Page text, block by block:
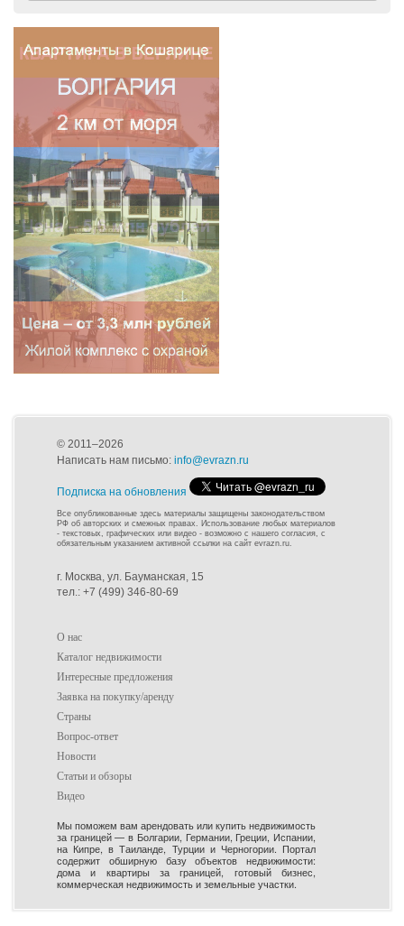
© 2011–2026
Написать нам письмо: info@evrazn.ru
Подписка на обновления
Все опубликованные здесь материалы защищены законодательством
РФ об авторских и смежных правах. Использование любых материалов
- текстовых, графических или видео - возможно с нашего согласия, с
обязательным указанием активной ссылки на сайт evrazn.ru.
г. Москва, ул. Бауманская, 15
тел.: +7 (499) 346-80-69
О нас
Каталог недвижимости
Интересные предложения
Заявка на покупку/аренду
Страны
Вопрос-ответ
Новости
Статьи и обзоры
Видео
Мы поможем вам арендовать или купить недвижимость
за границей — в Болгарии, Германии, Греции, Испании,
на Кипре, в Таиланде, Турции и Черногории. Портал
содержит обширную базу объектов недвижимости:
дома и квартиры за границей, готовый бизнес,
коммерческая недвижимость и земельные участки.